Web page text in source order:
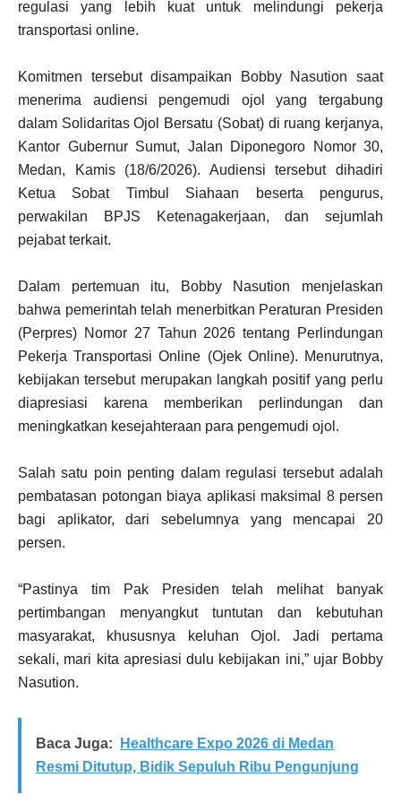
regulasi yang lebih kuat untuk melindungi pekerja
transportasi online.
Komitmen tersebut disampaikan Bobby Nasution saat
menerima audiensi pengemudi ojol yang tergabung
dalam Solidaritas Ojol Bersatu (Sobat) di ruang kerjanya,
Kantor Gubernur Sumut, Jalan Diponegoro Nomor 30,
Medan, Kamis (18/6/2026). Audiensi tersebut dihadiri
Ketua Sobat Timbul Siahaan beserta pengurus,
perwakilan BPJS Ketenagakerjaan, dan sejumlah
pejabat terkait.
Dalam pertemuan itu, Bobby Nasution menjelaskan
bahwa pemerintah telah menerbitkan Peraturan Presiden
(Perpres) Nomor 27 Tahun 2026 tentang Perlindungan
Pekerja Transportasi Online (Ojek Online). Menurutnya,
kebijakan tersebut merupakan langkah positif yang perlu
diapresiasi karena memberikan perlindungan dan
meningkatkan kesejahteraan para pengemudi ojol.
Salah satu poin penting dalam regulasi tersebut adalah
pembatasan potongan biaya aplikasi maksimal 8 persen
bagi aplikator, dari sebelumnya yang mencapai 20
persen.
“Pastinya tim Pak Presiden telah melihat banyak
pertimbangan menyangkut tuntutan dan kebutuhan
masyarakat, khususnya keluhan Ojol. Jadi pertama
sekali, mari kita apresiasi dulu kebijakan ini,” ujar Bobby
Nasution.
Baca Juga:
Healthcare Expo 2026 di Medan
Resmi Ditutup, Bidik Sepuluh Ribu Pengunjung